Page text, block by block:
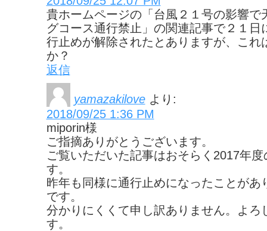
貴ホームページの「台風２１号の影響で
グコース通行禁止」の関連記事で２１日
行止めが解除されたとありますが、これ
か？
返信
yamazakilove より:
2018/09/25 1:36 PM
miporin様
ご指摘ありがとうございます。
ご覧いただいた記事はおそらく2017年
す。
昨年も同様に通行止めになったことがあ
です。
分かりにくくて申し訳ありません。よろ
す。